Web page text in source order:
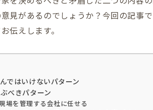
見があるのでしょうか？今回の記事
伝えします。
ではいけないパターン
べきパターン
場を管理する会社に任せる